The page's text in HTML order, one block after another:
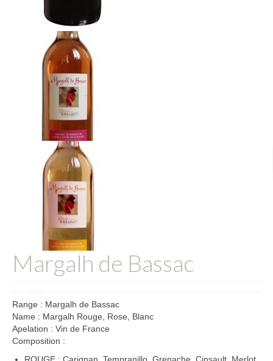
Margalh de Bassac
Range : Margalh de Bassac
Name : Margalh Rouge, Rose, Blanc
Apelation : Vin de France
Composition :